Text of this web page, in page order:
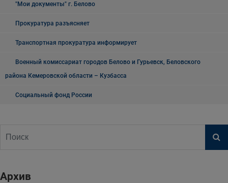
"Мои документы" г. Белово
Прокуратура разъясняет
Транспортная прокуратура информирует
Военный комиссариат городов Белово и Гурьевск, Беловского
района Кемеровской области – Кузбасса
Социальный фонд России
Архив